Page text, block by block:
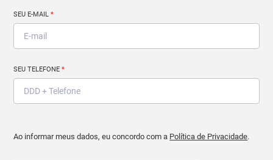
SEU E-MAIL*
SEU TELEFONE*
Ao informar meus dados, eu concordo com a Política de Privacidade.